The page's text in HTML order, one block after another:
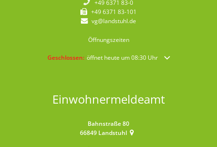
+49 6371 83-0
+49 6371 83-101
vg@landstuhl.de
Öffnungszeiten
Klicken, um weitere Öffnungs- oder Schließzeiten
Geschlossen: öffnet heute um 08:30 Uhr
Einwohnermeldeamt
Bahnstraße 80
66849 Landstuhl